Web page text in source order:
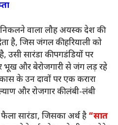
वाला लौह अयस्क देश की
है, जिस जंगल की हरियाली को
उसी सारंडा की पगडंडियों पर
भूख और बेरोजगारी से जंग लड़ रहे
के उन दावों पर एक करारा
और रोजगार की लंबी-लंबी
सारंडा, जिसका अर्थ है “सात